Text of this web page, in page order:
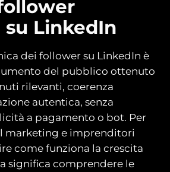
LinkedIn
dei follower su LinkedIn è
del pubblico ottenuto
rilevanti, coerenza
autentica, senza
a pagamento o bot. Per
marketing e imprenditori
come funziona la crescita
significa comprendere le